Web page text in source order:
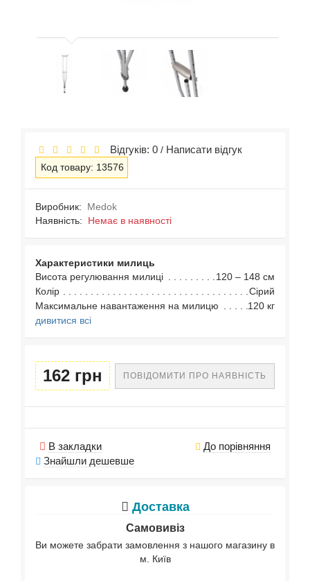
Відгуків: 0 / Написати відгук
Код товару: 13576
Виробник:
Medok
Наявність: Немає в наявності
Характеристики милиць
Висота регулювання милиці
120 – 148 см
Колір
Сірий
Максимальне навантаження на милицю
120 кг
дивитися всі
162 грн ПОВІДОМИТИ ПРО НАЯВНІСТЬ
В закладки
До порівняння
Знайшли дешевше
Доставка
Самовивіз
Ви можете забрати замовлення з нашого магазину в
м. Київ